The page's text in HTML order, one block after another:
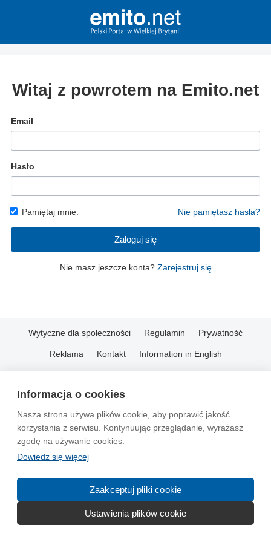
Informacja o cookies
Nasza strona używa plików cookie, aby poprawić jakość
korzystania z serwisu. Kontynuując przeglądanie, wyrażasz
zgodę na używanie cookies.
Dowiedz się więcej
Zaakceptuj pliki cookie
Ustawienia plików cookie
Witaj z powrotem na Emito.net
Email
Hasło
Pamiętaj mnie. Nie pamiętasz hasła?
Zaloguj się
Nie masz jeszcze konta? Zarejestruj się
Wytyczne dla społeczności Regulamin Prywatność
Reklama Kontakt Information in English